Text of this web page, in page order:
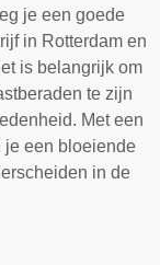
je een goede
in Rotterdam en
is belangrijk om
te zijn
Met een
je een bloeiende
in de